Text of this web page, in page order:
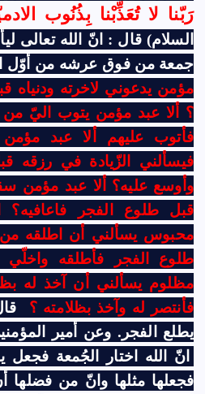
رَبّنا لا تُعَذِّبْنا بِذُنُوب
السلام) قال : انّ الله تعالى
جمعة من فوق عرشه من أوّل
مؤمن يدعوني لاخرته ودنياه
؟ ألا عبد مؤمن يتوب اليّ من
فأتوب عليهم ألا عبد
فيسألني الزّيادة في رزقه
وأوسع عليه؟ ألا عبد مؤمن
قبل طلوع الفجر
محبوس يسألني أن اطلقه
طلوع الفجر فأطلقه واخلّي
مظلوم يسألني أن آخذ له
فأنتصر له وآخذ بظلامته ؟
يطلع الفجر. وعن أمير
انّ الله اختار الجُمعة فجعل
فجعلها مثلها وانّ من فضلها